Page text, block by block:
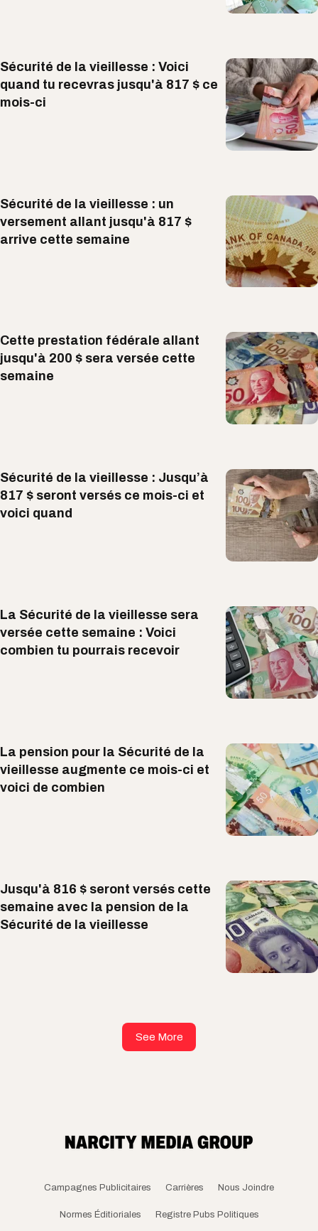
Sécurité de la vieillesse : Voici
quand tu recevras jusqu'à 817 $ ce
mois-ci
Sécurité de la vieillesse : un
versement allant jusqu'à 817 $
arrive cette semaine
Cette prestation fédérale allant
jusqu'à 200 $ sera versée cette
semaine
Sécurité de la vieillesse : Jusqu’à
817 $ seront versés ce mois-ci et
voici quand
La Sécurité de la vieillesse sera
versée cette semaine : Voici
combien tu pourrais recevoir
La pension pour la Sécurité de la
vieillesse augmente ce mois-ci et
voici de combien
Jusqu'à 816 $ seront versés cette
semaine avec la pension de la
Sécurité de la vieillesse
See More
Campagnes Publicitaires Carrières Nous Joindre
Normes Éditioriales Registre Pubs Politiques